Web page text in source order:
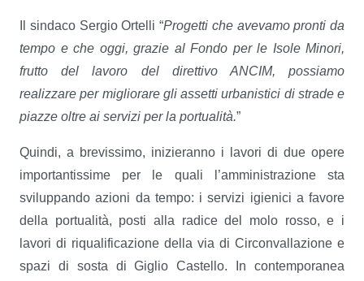
Il sindaco Sergio Ortelli “Progetti che avevamo pronti da
tempo e che oggi, grazie al Fondo per le Isole Minori,
frutto del lavoro del direttivo ANCIM, possiamo
realizzare per migliorare gli assetti urbanistici di strade e
piazze oltre ai servizi per la portualità.”
Quindi, a brevissimo, inizieranno i lavori di due opere
importantissime per le quali l’amministrazione sta
sviluppando azioni da tempo: i servizi igienici a favore
della portualità, posti alla radice del molo rosso, e i
lavori di riqualificazione della via di Circonvallazione e
spazi di sosta di Giglio Castello. In contemporanea